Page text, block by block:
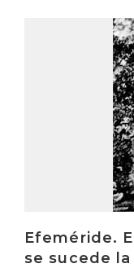
Efeméride.
se sucede